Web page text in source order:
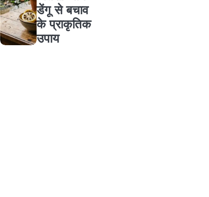
डेंगू से बचाव
के प्राकृतिक
उपाय